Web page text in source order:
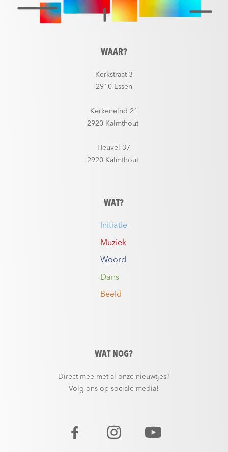
WAAR?
Kerkstraat 3
2910 Essen
Kerkeneind 21
2920 Kalmthout
Heuvel 37
2920 Kalmthout
WAT?
Initiatie
Muziek
Woord
Dans
Beeld
WAT NOG?
Direct mee met al onze nieuwtjes?
Volg ons op sociale media!